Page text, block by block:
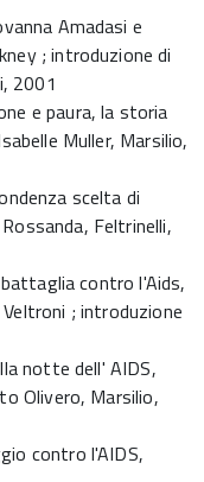
Amadasi e
; introduzione di
2001
e paura, la storia
Muller, Marsilio,
scelta di
Feltrinelli,
contro l'Aids,
; introduzione
notte dell' AIDS,
Olivero, Marsilio,
contro l'AIDS,